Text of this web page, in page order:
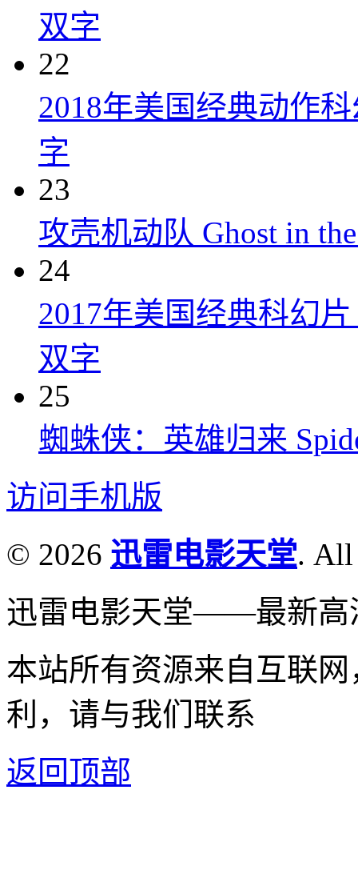
双字
22
2018年美国经典动作
字
23
攻壳机动队 Ghost in
24
2017年美国经典科幻
双字
25
蜘蛛侠：英雄归来
访问手机版
© 2026 迅雷电影天堂. All
迅雷电影天堂——最新高
本站所有资源来自互联
利，请与我们联系
返回顶部